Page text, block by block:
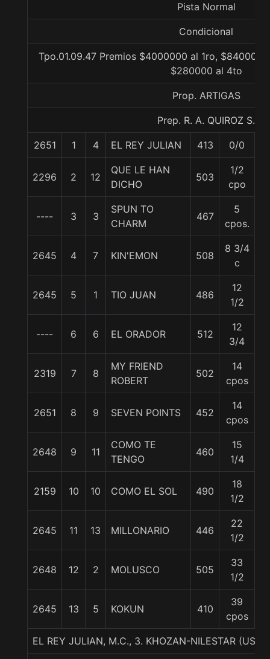
Pista Normal
Condicional
Tpo.01.09.47 Premios $4000000 al 1ro, $840000
$280000 al 4to
Prop. ARTIGAS
Prep. R. A. QUIROZ S.
2651 1 4 EL REY JULIAN 413 0/0
2296 2 12
QUE LE HAN
DICHO
503
1/2
cpo
---- 3 3
SPUN TO
CHARM
467
5
cpos.
2645 4 7 KIN'EMON 508
8 3/4
c
2645 5 1 TIO JUAN 486
12
1/2
---- 6 6 EL ORADOR 512
12
3/4
2319 7 8
MY FRIEND
ROBERT
502
14
cpos
2651 8 9 SEVEN POINTS 452
14
cpos
2648 9 11
COMO TE
TENGO
460
15
1/4
2159 10 10 COMO EL SOL 490
18
1/2
2645 11 13 MILLONARIO 446
22
1/2
2648 12 2 MOLUSCO 505
33
1/2
2645 13 5 KOKUN 410
39
cpos
EL REY JULIAN, M.C., 3. KHOZAN-NILESTAR